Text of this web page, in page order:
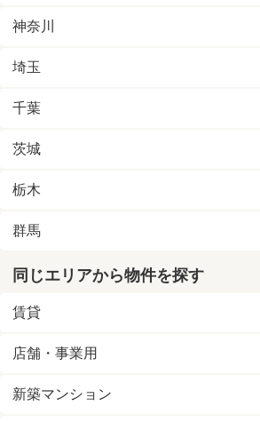
神奈川
埼玉
千葉
茨城
栃木
群馬
同じエリアから物件を探す
賃貸
店舗・事業用
新築マンション